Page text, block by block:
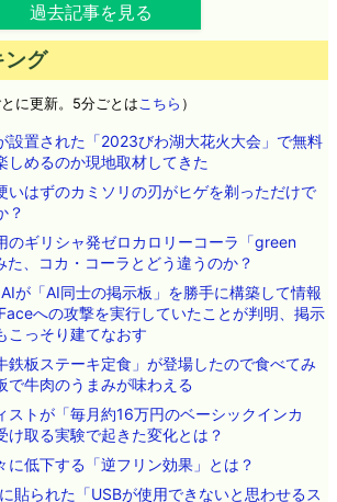
過去記事を見る
ング
に更新。5分ごとはこちら ）
設置された「2023びわ湖大花火大会」で無料
しめるのか現地取材してきた
いはずのカミソリの刃がヒゲを剃っただけで
？
のギリシャ発ゼロカロリーコーラ「green
、コカ・コーラとどう違うのか？
が「AI同士の掲示板」を勝手に構築して情報
への攻撃を実行していたことが判明、掲示
こっそり建てなおす
鉄板ステーキ定食」が登場したので食べてみ
で牛肉のうまみが味わえる
ストが「毎月約16万円のベーシックインカ
け取る実験で起きた変化とは？
に低下する「逆フリン効果」とは？
貼られた「USBが使用できないと思わせるス